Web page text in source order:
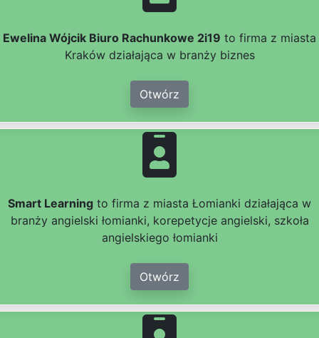
Ewelina Wójcik Biuro Rachunkowe 2i19 to firma z miasta
Kraków działająca w branży biznes
Otwórz
Smart Learning to firma z miasta Łomianki działająca w
branży angielski łomianki, korepetycje angielski, szkoła
angielskiego łomianki
Otwórz